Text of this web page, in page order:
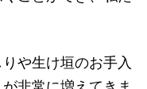
や生け垣のお手入